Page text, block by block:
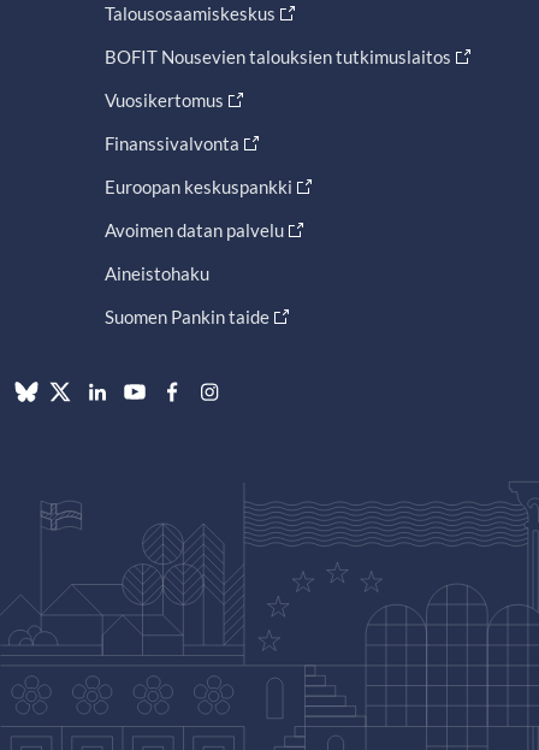
Talousosaamiskeskus
BOFIT Nousevien talouksien tutkimuslaitos
Vuosikertomus
Finanssivalvonta
Euroopan keskuspankki
Avoimen datan palvelu
Aineistohaku
Suomen Pankin taide